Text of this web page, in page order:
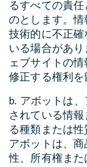
るすべての責
のとします。情
技術的に不正
いる場合があ
ェブサイトの
修正する権利を
b. アボットは
されている情
る種類または性
アボットは、
性、所有権ま